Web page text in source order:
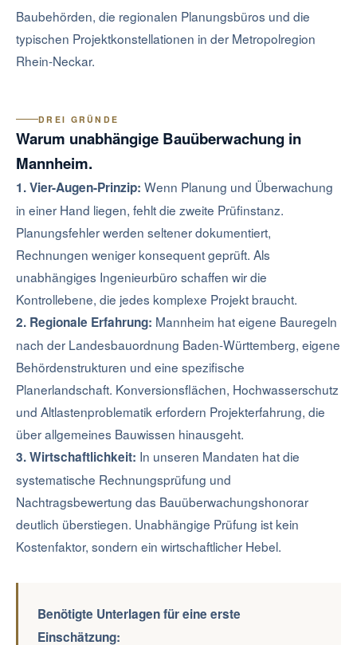
Baubehörden, die regionalen Planungsbüros und die
typischen Projektkonstellationen in der Metropolregion
Rhein-Neckar.
DREI GRÜNDE
Warum unabhängige Bauüberwachung in
Mannheim.
1. Vier-Augen-Prinzip: Wenn Planung und Überwachung
in einer Hand liegen, fehlt die zweite Prüfinstanz.
Planungsfehler werden seltener dokumentiert,
Rechnungen weniger konsequent geprüft. Als
unabhängiges Ingenieurbüro schaffen wir die
Kontrollebene, die jedes komplexe Projekt braucht.
2. Regionale Erfahrung: Mannheim hat eigene Bauregeln
nach der Landesbauordnung Baden-Württemberg, eigene
Behördenstrukturen und eine spezifische
Planerlandschaft. Konversionsflächen, Hochwasserschutz
und Altlastenproblematik erfordern Projekterfahrung, die
über allgemeines Bauwissen hinausgeht.
3. Wirtschaftlichkeit: In unseren Mandaten hat die
systematische Rechnungsprüfung und
Nachtragsbewertung das Bauüberwachungshonorar
deutlich überstiegen. Unabhängige Prüfung ist kein
Kostenfaktor, sondern ein wirtschaftlicher Hebel.
Benötigte Unterlagen für eine erste
Einschätzung: